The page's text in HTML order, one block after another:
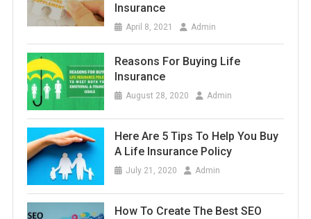
Insurance
April 8, 2021 Admin
Reasons For Buying Life
Insurance
August 28, 2020 Admin
Here Are 5 Tips To Help You Buy
A Life Insurance Policy
July 21, 2020 Admin
How To Create The Best SEO